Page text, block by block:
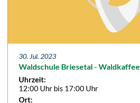
30. Jul. 2023
Waldschule Briesetal - Waldkaffee
Uhrzeit:
12:00 Uhr bis 17:00 Uhr
Ort: